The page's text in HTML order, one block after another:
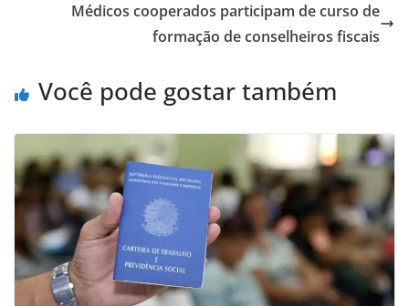
Médicos cooperados participam de curso de
formação de conselheiros fiscais
Você pode gostar também